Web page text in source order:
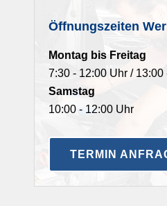
Öffnungszeiten
Montag bis Freitag
7:30 - 12:00 Uhr / 13:00
Samstag
10:00 - 12:00 Uhr
TERMIN